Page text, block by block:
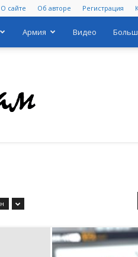
О сайте Об авторе Регистрация
Армия Видео